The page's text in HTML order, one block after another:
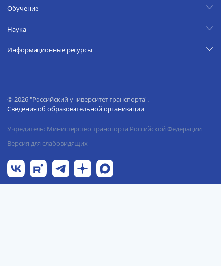
Обучение
Наука
Информационные ресурсы
© 2026 "Российский университет транспорта".
Сведения об образовательной организации
Учредитель: Министерство транспорта Российской Федерации
Версия для слабовидящих